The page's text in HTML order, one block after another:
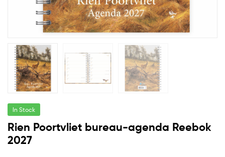
In Stock
Rien Poortvliet bureau-agenda Reebok
2027